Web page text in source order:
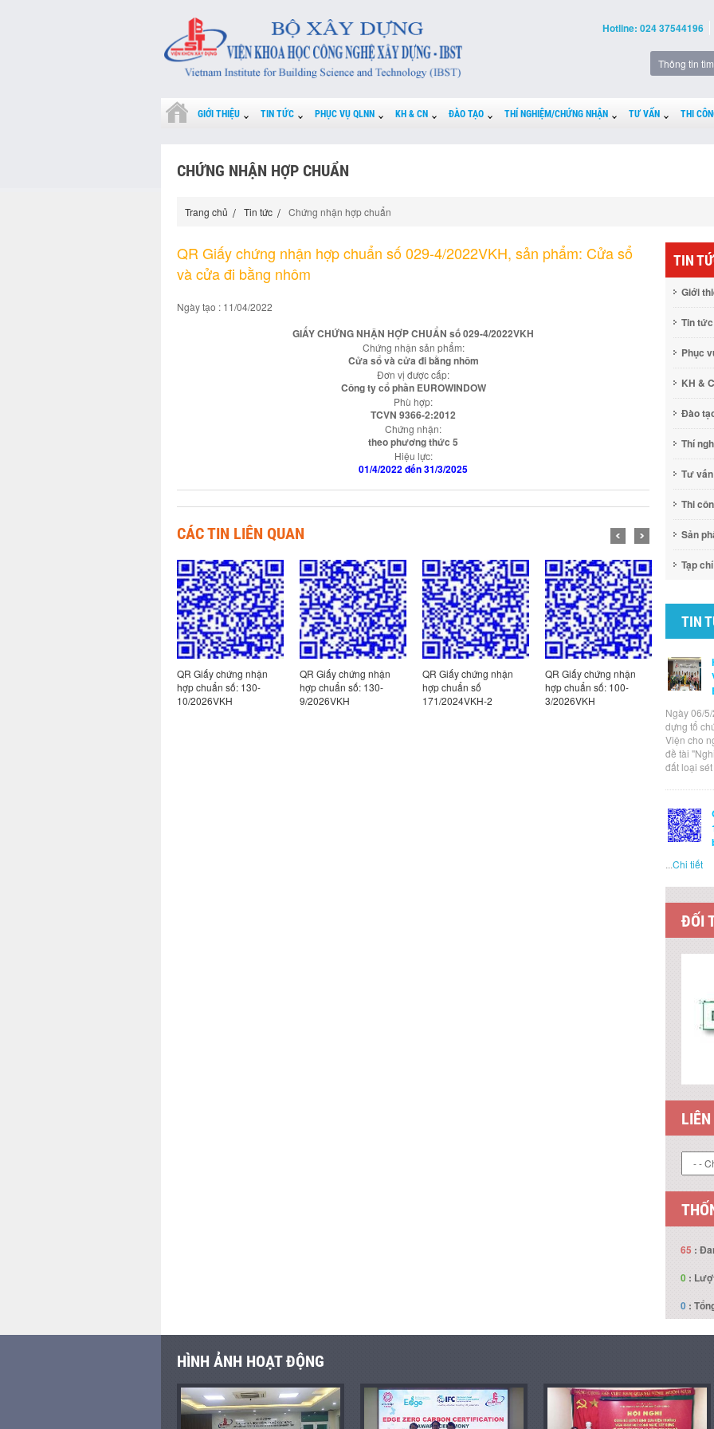
Hotline: 024 37544196
GIỚI THIỆU TIN TỨC PHỤC VỤ QLNN KH & CN ĐÀO TẠO THÍ NGHIỆM/CHỨNG NHẬN TƯ VẤN THI
CHỨNG NHẬN HỢP CHUẨN
Trang chủ Tin tức Chứng nhận hợp chuẩn
QR Giấy chứng nhận hợp chuẩn số 029-4/2022VKH, sản phẩm: Cửa sổ
và cửa đi bằng nhôm
Ngày tạo : 11/04/2022
GIẤY CHỨNG NHẬN HỢP CHUẨN số 029-4/2022VKH
Chứng nhận sản phẩm:
Cửa sổ và cửa đi bằng nhôm
Đơn vị được cấp:
Công ty cổ phần EUROWINDOW
Phù hợp:
TCVN 9366-2:2012
Chứng nhận:
theo phương thức 5
Hiệu lực:
01/4/2022 đến 31/3/2025
CÁC TIN LIÊN QUAN
QR Giấy chứng nhận
hợp chuẩn số: 130-
10/2026VKH
QR Giấy chứng nhận
hợp chuẩn số: 130-
9/2026VKH
QR Giấy chứng nhận
hợp chuẩn số
171/2024VKH-2
QR Giấy chứng nhận
hợp chuẩn số: 100-
3/2026VKH
QR Giấy
hợp
TIN
Giới
Tin tức
Phục
KH &
Đào
Thí
Tư vấn
Thi
Sản
Tạp chí
TIN
Ngày 06/
dựng tổ
Viện cho
đề tài
đất loại
...Chi tiết
ĐỐI
65 :
0 :
0 :
HÌNH ẢNH HOẠT ĐỘNG